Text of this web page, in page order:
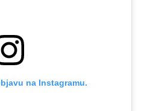
na Instagramu.